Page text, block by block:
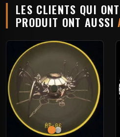
LES CLIENTS QUI
PRODUIT ONT AUSSI